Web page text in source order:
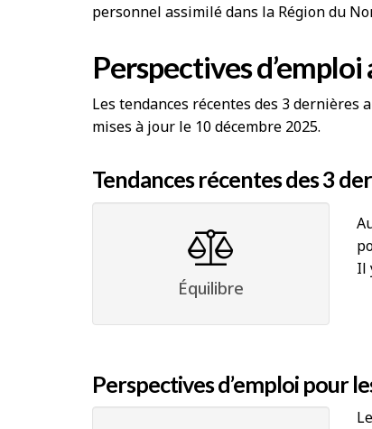
personnel assimilé dans la Région du
Perspectives
Les tendances récentes des 3 dernières
mises à jour le 10 décembre 2025.
Tendances récentes des 3
Équilibre
Il
Perspectives d’emploi pour